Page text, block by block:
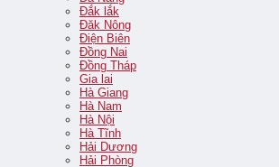
Đắk lắk
Đăk Nông
Điện Biên
Đồng Nai
Đồng Tháp
Gia lai
Hà Giang
Hà Nam
Hà Nội
Hà Tĩnh
Hải Dương
Hải Phòng